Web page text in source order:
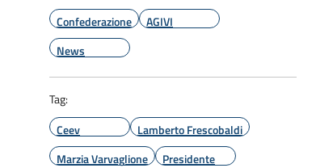
Confederazione
AGIVI
News
Tag:
Ceev
Lamberto Frescobaldi
Marzia Varvaglione
Presidente